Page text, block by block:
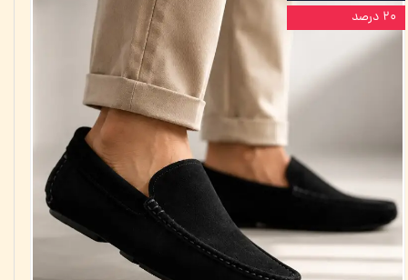
۲۰ درصد